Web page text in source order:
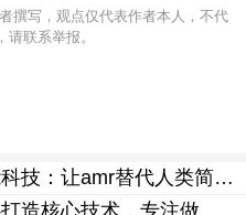
撰写，观点仅代表作者本人，不代
联系举报。
【展商推荐】国汽朴津智能科技：让amr替代人类简单重复的劳动